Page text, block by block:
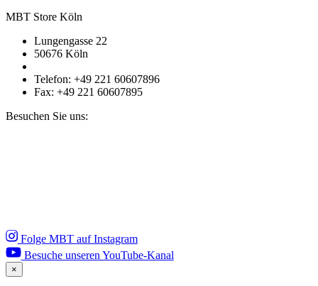
MBT Store Köln
Lungengasse 22
50676 Köln
Telefon: +49 221 60607896
Fax: +49 221 60607895
Besuchen Sie uns:
Folge MBT auf Instagram
Besuche unseren YouTube-Kanal
×
Close